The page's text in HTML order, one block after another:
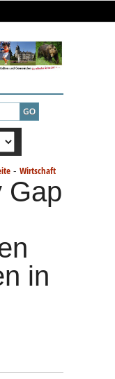
- Wirtschaft
Gap
in